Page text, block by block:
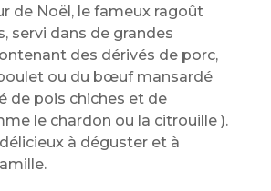
de Noël, le fameux ragoût
servi dans de grandes
des dérivés de porc,
ou du bœuf mansardé
de pois chiches et de
le chardon ou la citrouille ).
à déguster et à